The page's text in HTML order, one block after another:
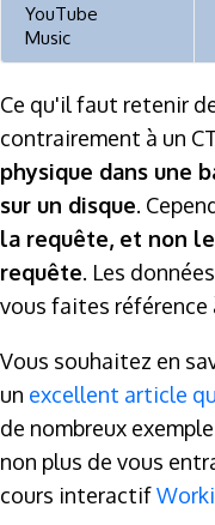
YouTube
Music
Ce qu'il faut retenir
contrairement à un
physique dans une
sur un disque.
la requête, et non
requête. Les
vous faites référence
Vous souhaitez en
un excellent article
de nombreux
non plus de vous
cours interactif